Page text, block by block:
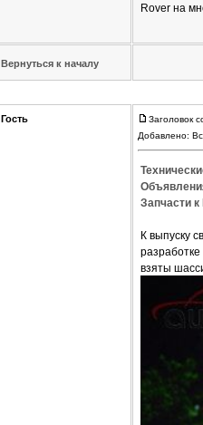
Rover на
Вернуться к началу
Гость
Заголовок
Добавлено:
Запчасти
К выпуску
взяты